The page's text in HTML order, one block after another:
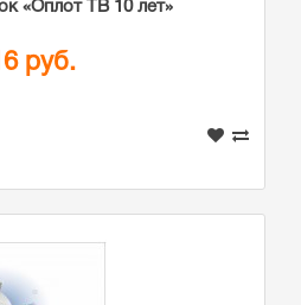
«Оплот ТВ 10 лет»
руб.